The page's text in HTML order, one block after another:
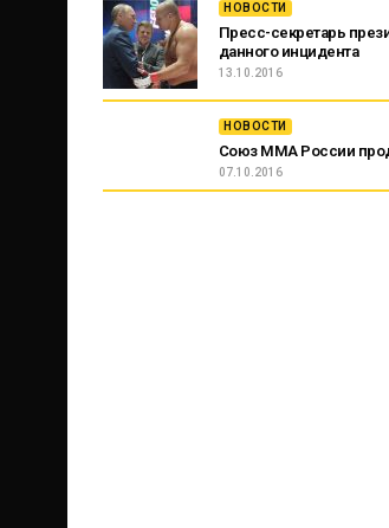
НОВОСТИ
Пресс-секретарь
данного инцидента
13.10.2016
НОВОСТИ
Союз ММА России
07.10.2016